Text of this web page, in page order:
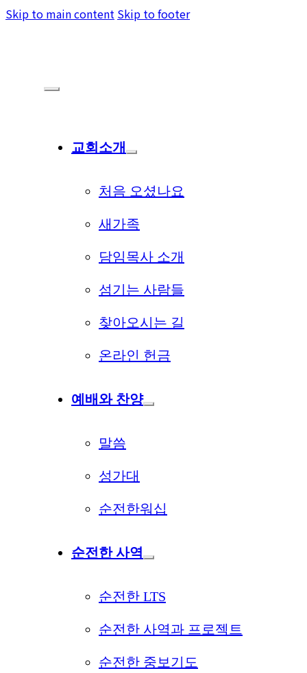
Skip to main content Skip to footer
교회소개
처음 오셨나요
새가족
담임목사 소개
섬기는 사람들
찾아오시는 길
온라인 헌금
예배와 찬양
말씀
성가대
순전한워십
순전한 사역
순전한 LTS
순전한 사역과 프로젝트
순전한 중보기도